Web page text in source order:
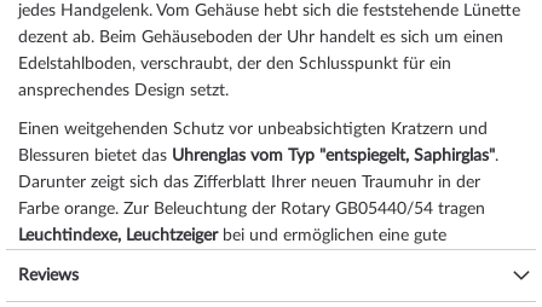
jedes Handgelenk. Vom Gehäuse hebt sich die feststehende Lünette
dezent ab. Beim Gehäuseboden der Uhr handelt es sich um einen
Edelstahlboden, verschraubt, der den Schlusspunkt für ein
ansprechendes Design setzt.
Einen weitgehenden Schutz vor unbeabsichtigten Kratzern und
Blessuren bietet das Uhrenglas vom Typ "entspiegelt, Saphirglas".
Darunter zeigt sich das Zifferblatt Ihrer neuen Traumuhr in der
Farbe orange. Zur Beleuchtung der Rotary GB05440/54 tragen
Leuchtindexe, Leuchtzeigerbei und ermöglichen eine gute
Das Herzstück dieses Zeitmessers ist ein
Reviews